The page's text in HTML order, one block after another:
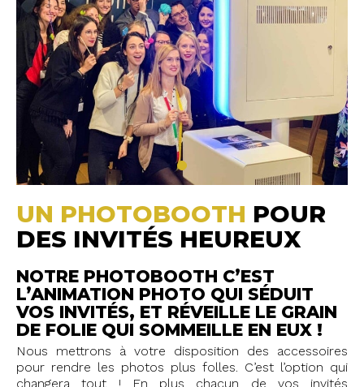
UN PHOTOBOOTH POUR
DES INVITÉS HEUREUX
NOTRE PHOTOBOOTH C’EST
L’ANIMATION PHOTO QUI SÉDUIT
VOS INVITÉS, ET RÉVEILLE LE GRAIN
DE FOLIE QUI SOMMEILLE EN EUX !
Nous mettrons à votre disposition des accessoires
pour rendre les photos plus folles. C’est l’option qui
changera tout ! En plus chacun de vos invités